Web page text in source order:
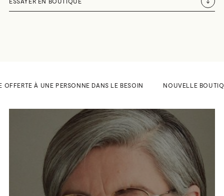
À UNE PERSONNE DANS LE BESOIN NOUVELLE